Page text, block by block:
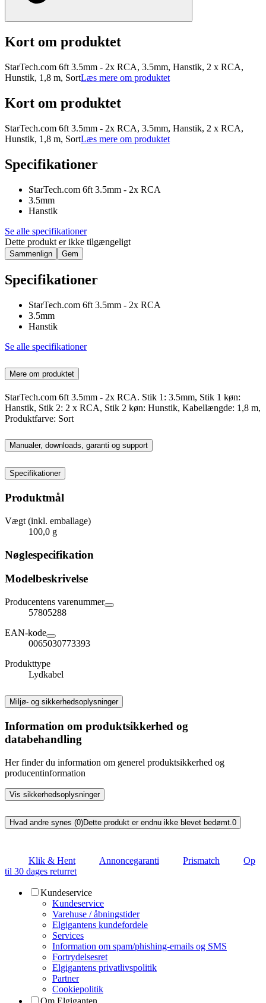
Kort om produktet
StarTech.com 6ft 3.5mm - 2x RCA, 3.5mm, Hanstik, 2 x RCA,
Hunstik, 1,8 m, SortLæs mere om produktet
Kort om produktet
StarTech.com 6ft 3.5mm - 2x RCA, 3.5mm, Hanstik, 2 x RCA,
Hunstik, 1,8 m, SortLæs mere om produktet
Specifikationer
StarTech.com 6ft 3.5mm - 2x RCA
3.5mm
Hanstik
Se alle specifikationer
Dette produkt er ikke tilgængeligt
Sammenlign Gem
Specifikationer
StarTech.com 6ft 3.5mm - 2x RCA
3.5mm
Hanstik
Se alle specifikationer
Mere om produktet
StarTech.com 6ft 3.5mm - 2x RCA. Stik 1: 3.5mm, Stik 1 køn:
Hanstik, Stik 2: 2 x RCA, Stik 2 køn: Hunstik, Kabellængde: 1,8 m,
Produktfarve: Sort
Manualer, downloads, garanti og support
Specifikationer
Produktmål
Vægt (inkl. emballage)
100,0 g
Nøglespecifikation
Modelbeskrivelse
Producentens varenummer
57805288
EAN-kode
0065030773393
Produkttype
Lydkabel
Miljø- og sikkerhedsoplysninger
Information om produktsikkerhed og
databehandling
Her finder du information om generel produktsikkerhed og
producentinformation
Vis sikkerhedsoplysninger
Hvad andre synes (0)Dette produkt er endnu ikke blevet bedømt. 0
Klik & Hent Annoncegaranti Prismatch
Op
til 30 dages returret
Kundeservice
Kundeservice
Varehuse / åbningstider
Elgigantens kundefordele
Services
Information om spam/phishing-emails og SMS
Fortrydelsesret
Elgigantens privatlivspolitik
Partner
Cookiepolitik